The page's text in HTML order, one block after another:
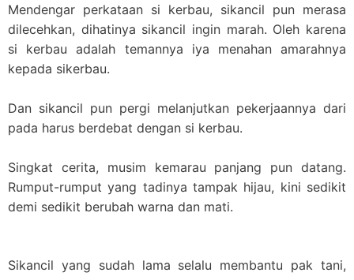
Mendengar perkataan si kerbau, sikancil pun merasa
dilecehkan, dihatinya sikancil ingin marah. Oleh karena
si kerbau adalah temannya iya menahan amarahnya
kepada sikerbau.
Dan sikancil pun pergi melanjutkan pekerjaannya dari
pada harus berdebat dengan si kerbau.
Singkat cerita, musim kemarau panjang pun datang.
Rumput-rumput yang tadinya tampak hijau, kini sedikit
demi sedikit berubah warna dan mati.
Sikancil yang sudah lama selalu membantu pak tani,